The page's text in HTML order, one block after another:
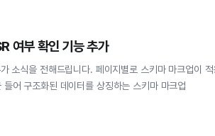
여부 확인 기능 추가
소식을 전해드립니다. 페이지별로 스키마 마크업이 적